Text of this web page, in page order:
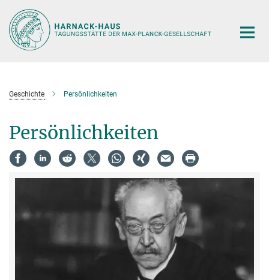
Hauptinhalt
Geschichte Persönlichkeiten
Persönlichkeiten